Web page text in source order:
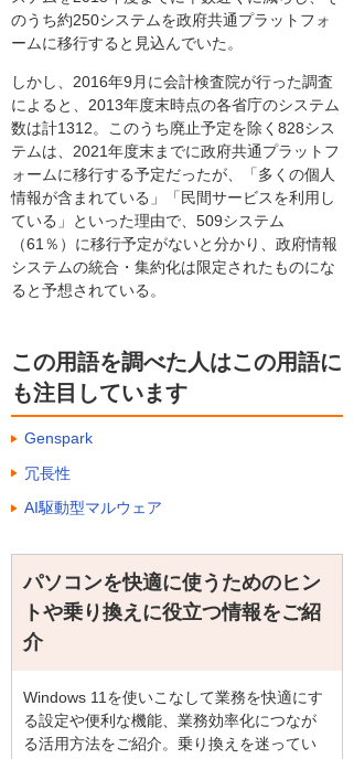
のうち約250システムを政府共通プラットフォ
ームに移行すると見込んでいた。
しかし、2016年9月に会計検査院が行った調査
によると、2013年度末時点の各省庁のシステム
数は計1312。このうち廃止予定を除く828シス
テムは、2021年度末までに政府共通プラットフ
ォームに移行する予定だったが、「多くの個人
情報が含まれている」「民間サービスを利用し
ている」といった理由で、509システム
（61％）に移行予定がないと分かり、政府情報
システムの統合・集約化は限定されたものにな
ると予想されている。
この用語を調べた人はこの用語に
も注目しています
Genspark
冗長性
AI駆動型マルウェア
パソコンを快適に使うためのヒン
トや乗り換えに役立つ情報をご紹
介
Windows 11を使いこなして業務を快適にす
る設定や便利な機能、業務効率化につなが
る活用方法をご紹介。乗り換えを迷ってい